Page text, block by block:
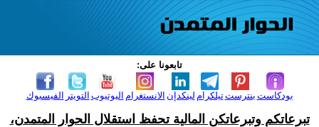
تابعونا على:
الفيسبوك التويتر اليوتيوب الانستغرام لينكدإن تيلكرامبنترست بودكاست
تبرعاتكم وتبرعاتكن المالية تحفظ استقلال الحوار المتمدن،